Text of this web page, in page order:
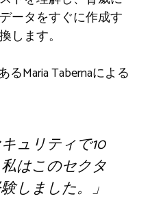
ータをすぐに作成す
します。
るMaria Tabernaによる
ュリティで10
はこのセクタ
しました。」